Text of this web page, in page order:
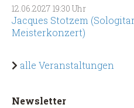
12.06.2027 19:30 Uhr
Jacques Stotzem
Meisterkonzert)
alle Veranstaltungen
Newsletter